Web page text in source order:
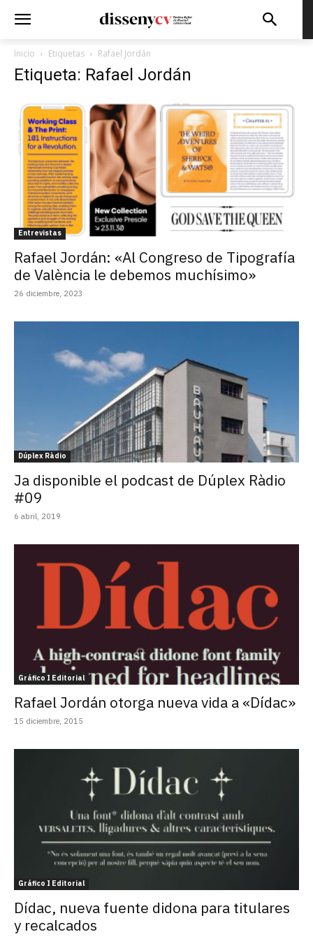
Inicio Etiquetas Rafael Jordán
Etiqueta: Rafael Jordán
Entrevistas
Rafael Jordán: «Al Congreso de Tipografía
de València le debemos muchísimo»
26 diciembre, 2023
Dúplex Ràdio
Ja disponible el podcast de Dúplex Ràdio
#09
6 abril, 2019
Gráfico I Editorial
Rafael Jordán otorga nueva vida a «Dídac»
15 diciembre, 2015
Gráfico I Editorial
Dídac, nueva fuente didona para titulares
y recalcados